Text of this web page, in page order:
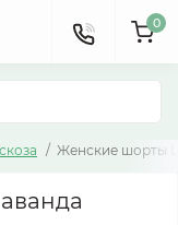
0
Женские шорты